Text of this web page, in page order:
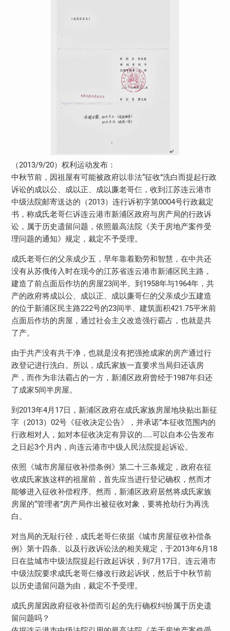
（2013/9/20）权利运动发布：
中秋节前，因祖屋有可能被政府以非法“征收”洗白而提起行政
诉讼的成以公、成以正、成以廉老哥仨，收到江苏连云港市
中级法院邮寄送达的（2013）连行诉初字第0004号行政裁定
书，称成氏老哥仨诉连云港市新浦区政府与房产局的行政诉
讼，属于历史遗留问题，依照最高法院《关于房地产案件受
理问题的通知》规定，裁定不予受理。
成氏老哥仨的父亲成少五，早年靠着勤劳和智慧，在中共还
没有从苏俄传入时在现今的江苏省连云港市新浦区民主路，
建造了前点面后作坊的房屋23间半。到1958年与1964年，共
产的政府将成以公、成以正、成以廉哥仨的父亲成少五建造
的位于新浦区民主路222号的23间半、建筑面积421.75平米前
点面后作坊的房屋，通过社会主义改造强行霸占，也就是共
了产。
由于共产没有共干净，也就是没有把强抢成家的房产通过行
政登记进行洗白。所以，成氏家族一直要求当局归还该房
产，而作为非法霸占的一方，新浦区政府曾经于1987年归还
了成家5间半房屋。
到2013年4月17日，新浦区政府在成氏家族房屋地块贴出新征
字（2013）02号《征收决定公告》，并承诺“本征收范围内的
行政相对人，如对本征收决定有异议的……可以自本公告发布
之日起3个月内，向连云港市中级人民法院提起诉讼。
依照《城市房屋征收补偿条例》第二十三条规定，政府在征
收成氏家族这样的祖屋前，首先应当进行登记确权，然而才
能够进入征收补偿程序。然而，新浦区政府居然将成氏家族
房屋的“管理者”房产局作出被征收对象，要将抢劫行为再洗
白。
对当局的无耻行径，成氏老哥仨依据《城市房屋征收补偿条
例》第十四条、以及行政诉讼法的相关规定，于2013年6月18
日在盐城市中级法院提起行政起诉状，到7月17日。连云港市
中级法院要求成氏老哥仨修改行政起诉状，然后于中秋节前
以历史遗留问题为由，裁定不予受理。
成氏房屋因政府征收补偿而引起的先行确权纠纷属于历史遗
留问题吗？